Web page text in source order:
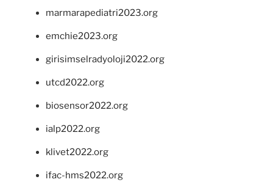
marmarapediatri2023.org
emchie2023.org
girisimselradyoloji2022.org
utcd2022.org
biosensor2022.org
ialp2022.org
klivet2022.org
ifac-hms2022.org